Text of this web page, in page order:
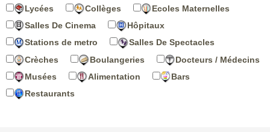
Lycées Collèges
Ecoles Maternelles
Salles De Cinema
Hôpitaux
Stations de metro
Salles De Spectacles
Crèches
Boulangeries
Docteurs / Médecins
Musées
Alimentation
Bars
Restaurants